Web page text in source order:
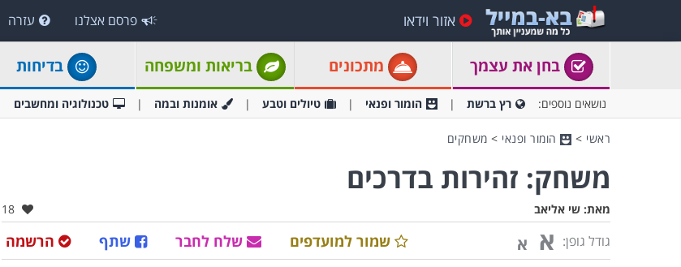
אזור וידאו פרסם אצלנו עזרה
בחן את עצמך מתכונים בריאות ומשפחה בדיחות
נושאים נוספים: רץ ברשת הומור ופנאי טיולים וטבע אומנות ובמה טכנולוגיה ומחשבים
ראשי > הומור ופנאי > משחקים
משחק: זהירות בדרכים
מאת: שי אליאב אהבו:
18
גודל גופן: א א הרשמה שתף שלח לחבר שמור למועדפים